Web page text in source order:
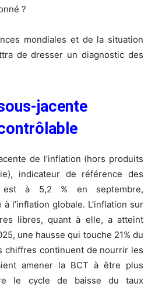
?
mondiales et de la situation
de dresser un diagnostic des
jacente
de l’inflation (hors produits
indicateur de référence des
est à 5,2 % en septembre,
l’inflation globale. L’inflation sur
libres, quant à elle, a atteint
une hausse qui touche 21% du
chiffres continuent de nourrir les
amener la BCT à être plus
le cycle de baisse du taux